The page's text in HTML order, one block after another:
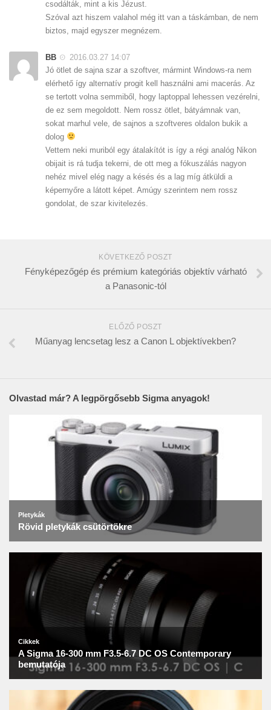
csodálták, mint a kis Jézust.
Szóval azt hiszem valahol még itt van a táskámban, de nem
biztos, majd egyszer megnézem.
BB
2016.03.27 14:07
Jó ötlet de sajna szar a szoftver, mármint Windows-ra nem
elérhető így alternatív progit kell használni ami macerás. Az
se tertott volna semmiből, hogy laptoppal lehessen vezérelni,
de ez sem megoldott. Nem rossz ötlet, bátyámnak van,
sokat marhul vele, de sajnos a szoftveres oldalon bukik a
dolog
Vettem neki muriból egy átalakítót is így a régi analóg Nikon
obijait is rá tudja tekerni, de ott meg a fókuszálás nagyon
nehéz mivel elég nagy a késés és a lag míg átküldi a
képernyőre a látott képet. Amúgy szerintem nem rossz
gondolat, de szar kivitelezés.
KÖVETKEZŐ POSZT
Fényképezőgép és prémium kategóriás objektív várható
a Panasonic-tól
ELŐZŐ POSZT
Műanyag lencsetag lesz a Canon L objektívekben?
Olvastad már? A legpörgősebb Sigma anyagok!